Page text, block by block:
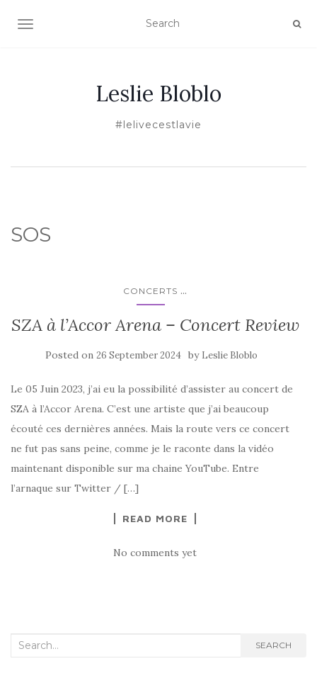
TOGGLE NAVIGATION
Leslie Bloblo
#lelivecestlavie
SOS
CONCERTS ...
SZA à l’Accor Arena – Concert Review
Posted on 26 September 2024 by Leslie Bloblo
Le 05 Juin 2023, j’ai eu la possibilité d’assister au concert de
SZA à l’Accor Arena. C’est une artiste que j’ai beaucoup
écouté ces dernières années. Mais la route vers ce concert
ne fut pas sans peine, comme je le raconte dans la vidéo
maintenant disponible sur ma chaine YouTube. Entre
l’arnaque sur Twitter / […]
READ MORE
No comments yet
Search
SEARCH